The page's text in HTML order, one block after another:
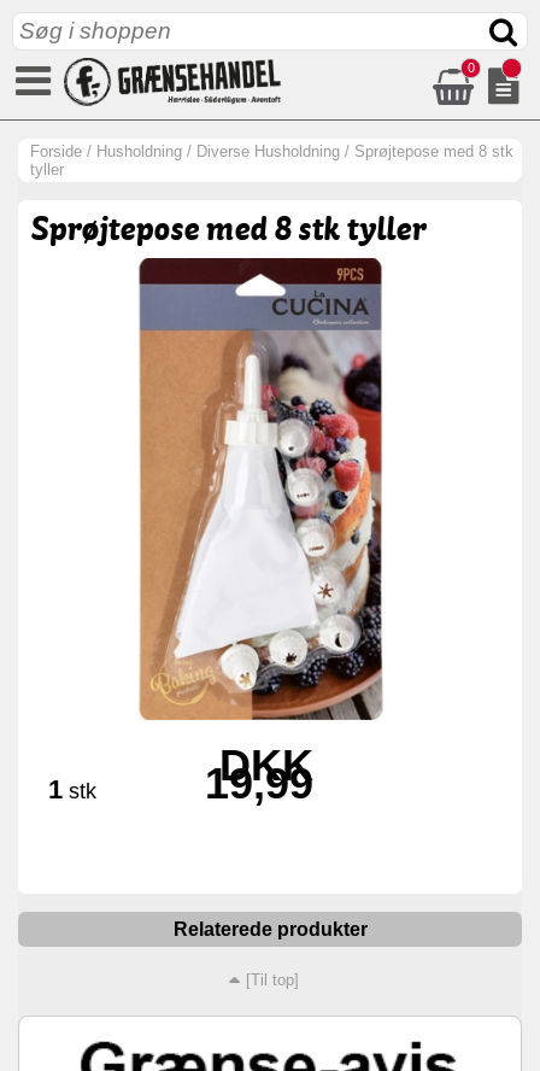
0
Forside / Husholdning / Diverse Husholdning / Sprøjtepose med 8 stk
tyller
Sprøjtepose med 8 stk tyller
1 stk
DKK
19,99
Relaterede produkter
[Til top]